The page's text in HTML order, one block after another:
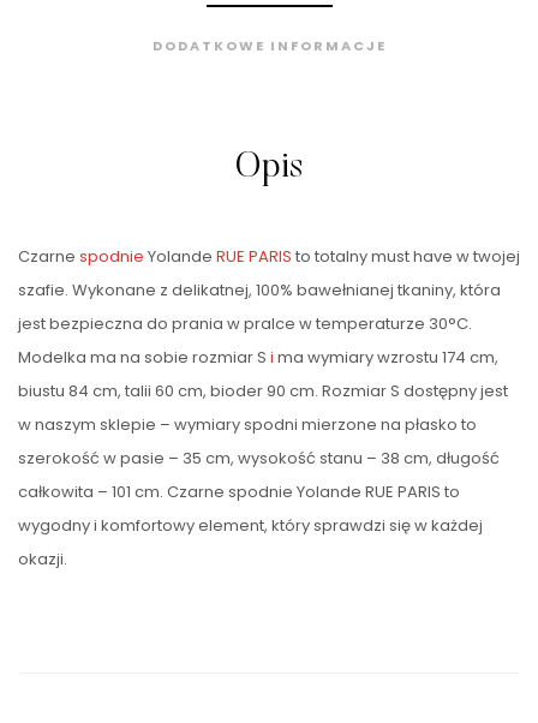
DODATKOWE INFORMACJE
Opis
Czarne spodnie Yolande RUE PARIS to totalny must have w twojej
szafie. Wykonane z delikatnej, 100% bawełnianej tkaniny, która
jest bezpieczna do prania w pralce w temperaturze 30°C.
Modelka ma na sobie rozmiar S i ma wymiary wzrostu 174 cm,
biustu 84 cm, talii 60 cm, bioder 90 cm. Rozmiar S dostępny jest
w naszym sklepie – wymiary spodni mierzone na płasko to
szerokość w pasie – 35 cm, wysokość stanu – 38 cm, długość
całkowita – 101 cm. Czarne spodnie Yolande RUE PARIS to
wygodny i komfortowy element, który sprawdzi się w każdej
okazji.